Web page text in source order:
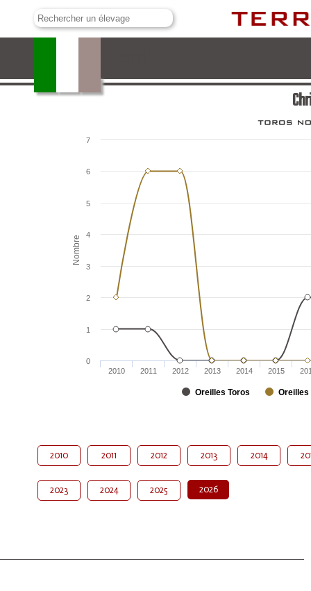
Nombre
Oreilles Toros Oreilles
2010 2011 2012 2013 2014 2015
0
1
2
3
4
5
6
7
2010 2011 2012 2013 2014
2023 2024 2025 2026